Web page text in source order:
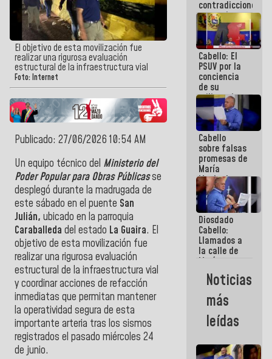
El objetivo de esta movilización fue
realizar una rigurosa evaluación
estructural de la infraestructura vial
Foto: Internet
Publicado: 27/06/2026 10:54 AM
Un equipo técnico del Ministerio del
Poder Popular para Obras Públicasse
desplegó durante la madrugada de
este sábado en el puente San
Julián, ubicado en la parroquia
Caraballeda del estado La Guaira. El
objetivo de esta movilización fue
realizar una rigurosa evaluación
estructural de la infraestructura vial
y coordinar acciones de refacción
inmediatas que permitan mantener
la operatividad segura de esta
importante arteria tras los sismos
registrados el pasado miércoles 24
de junio.
hay
programa
contradicciones
y mentiras
de María
Machado:
¡Créanle!
Cabello: El
PSUV por la
conciencia
de su
militancia
es la
organización
política más
sólida de
Venezuela
Cabello
sobre falsas
promesas de
María
Machado:
¿Quién le
puede creer?
¿Y la gente
que ella iba
a salvar en
La Guaira?
Diosdado
Cabello:
Llamados a
la calle de
María
Machado se
estrellaron
de frente
contra el
Pueblo
Noticias
más
leídas